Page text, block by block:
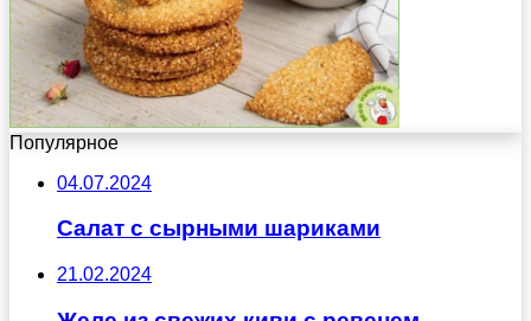
Популярное
04.07.2024
Салат с сырными шариками
21.02.2024